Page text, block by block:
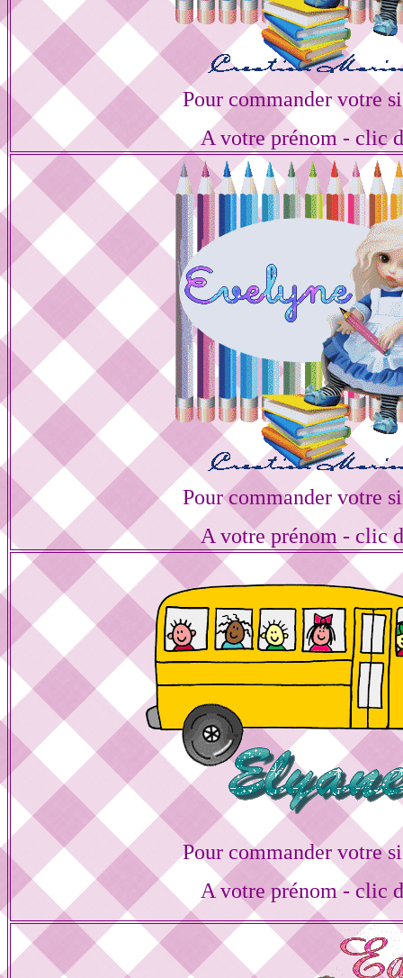
Pour commander votre
A votre prénom - clic
Pour commander votre
A votre prénom - clic
Pour commander votre
A votre prénom - clic